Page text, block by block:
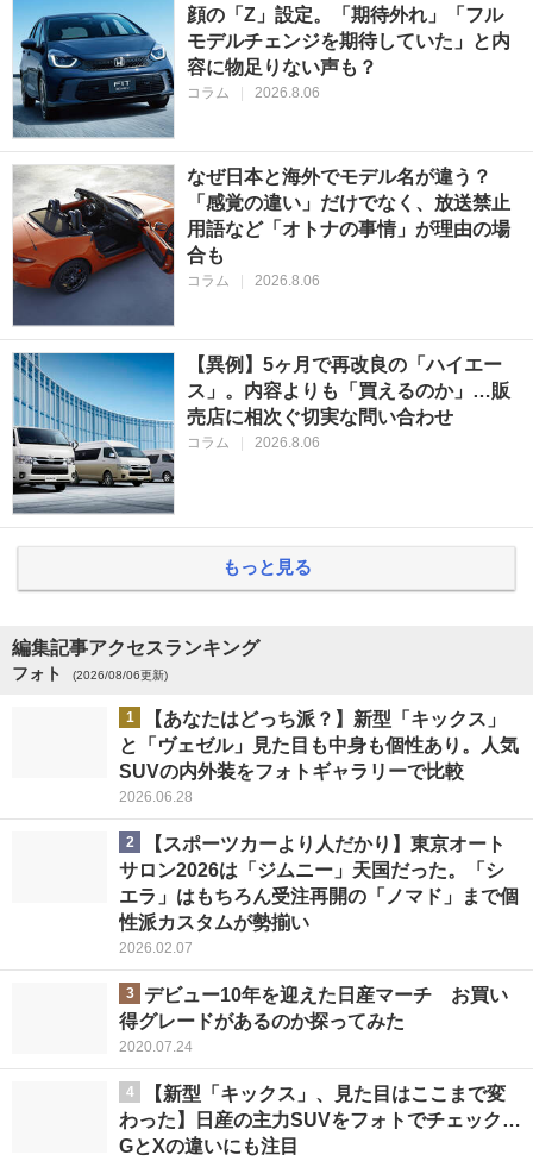
顔の「Z」設定。「期待外れ」「フル
モデルチェンジを期待していた」と内
容に物足りない声も？
コラム 2026.8.06
なぜ日本と海外でモデル名が違う？
「感覚の違い」だけでなく、放送禁止
用語など「オトナの事情」が理由の場
合も
コラム | 2026.8.06
【異例】5ヶ月で再改良の「ハイエー
ス」。内容よりも「買えるのか」…販
売店に相次ぐ切実な問い合わせ
コラム | 2026.8.06
もっと見る
編集記事アクセスランキング
フォト (2026/08/06更新)
1
【あなたはどっち派？】新型「キックス」
と「ヴェゼル」見た目も中身も個性あり。人気
SUVの内外装をフォトギャラリーで比較
2026.06.28
2
【スポーツカーより人だかり】東京オート
サロン2026は「ジムニー」天国だった。「シ
エラ」はもちろん受注再開の「ノマド」まで個
性派カスタムが勢揃い
2026.02.07
3
デビュー10年を迎えた日産マーチ お買い
得グレードがあるのか探ってみた
2020.07.24
4
【新型「キックス」、見た目はここまで変
わった】日産の主力SUVをフォトでチェック…
GとXの違いにも注目